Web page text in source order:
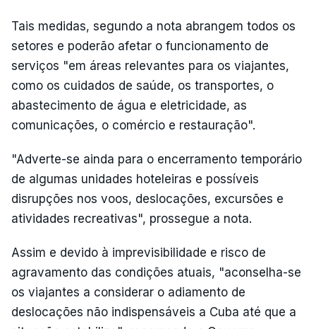
Tais medidas, segundo a nota abrangem todos os
setores e poderão afetar o funcionamento de
serviços "em áreas relevantes para os viajantes,
como os cuidados de saúde, os transportes, o
abastecimento de água e eletricidade, as
comunicações, o comércio e restauração".
"Adverte-se ainda para o encerramento temporário
de algumas unidades hoteleiras e possíveis
disrupções nos voos, deslocações, excursões e
atividades recreativas", prossegue a nota.
Assim e devido à imprevisibilidade e risco de
agravamento das condições atuais, "aconselha-se
os viajantes a considerar o adiamento de
deslocações não indispensáveis a Cuba até que a